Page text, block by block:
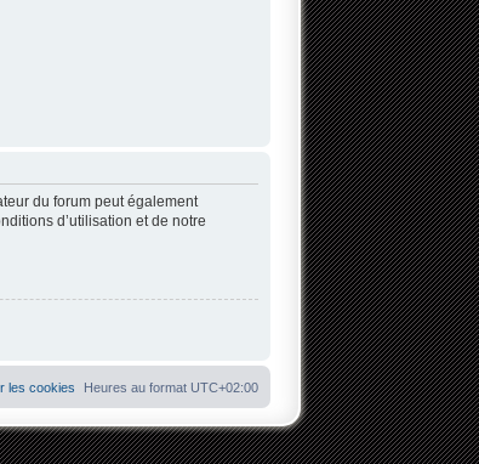
du forum peut également
d’utilisation et de notre
Heures au format UTC+02:00
les cookies